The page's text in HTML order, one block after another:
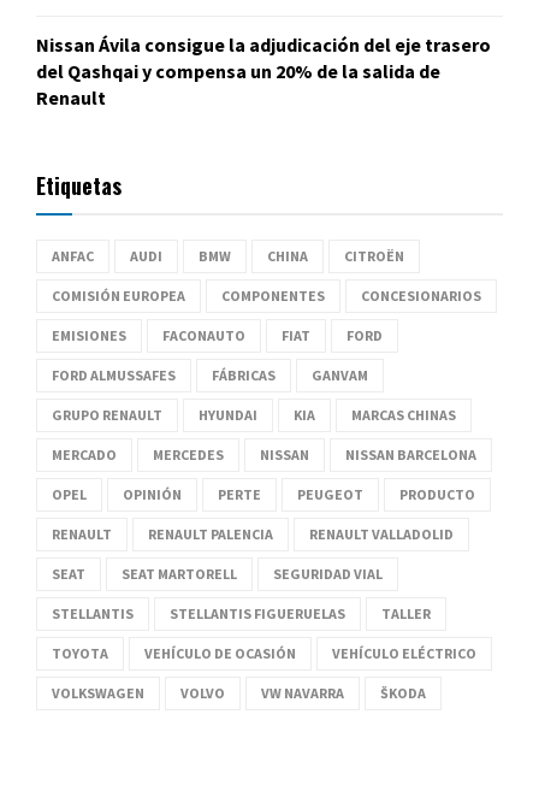
Nissan Ávila consigue la adjudicación del eje trasero
del Qashqai y compensa un 20% de la salida de
Renault
Etiquetas
ANFAC AUDI BMW CHINA CITROËN
COMISIÓN EUROPEA COMPONENTES CONCESIONARIOS
EMISIONES FACONAUTO FIAT FORD
FORD ALMUSSAFES FÁBRICAS GANVAM
GRUPO RENAULT HYUNDAI KIA MARCAS CHINAS
MERCADO MERCEDES NISSAN NISSAN BARCELONA
OPEL OPINIÓN PERTE PEUGEOT PRODUCTO
RENAULT RENAULT PALENCIA RENAULT VALLADOLID
SEAT SEAT MARTORELL SEGURIDAD VIAL
STELLANTIS STELLANTIS FIGUERUELAS TALLER
TOYOTA VEHÍCULO DE OCASIÓN VEHÍCULO ELÉCTRICO
VOLKSWAGEN VOLVO VW NAVARRA ŠKODA